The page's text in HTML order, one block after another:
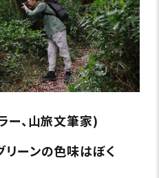
ー、山旅文筆家)
リーンの色味はぼく